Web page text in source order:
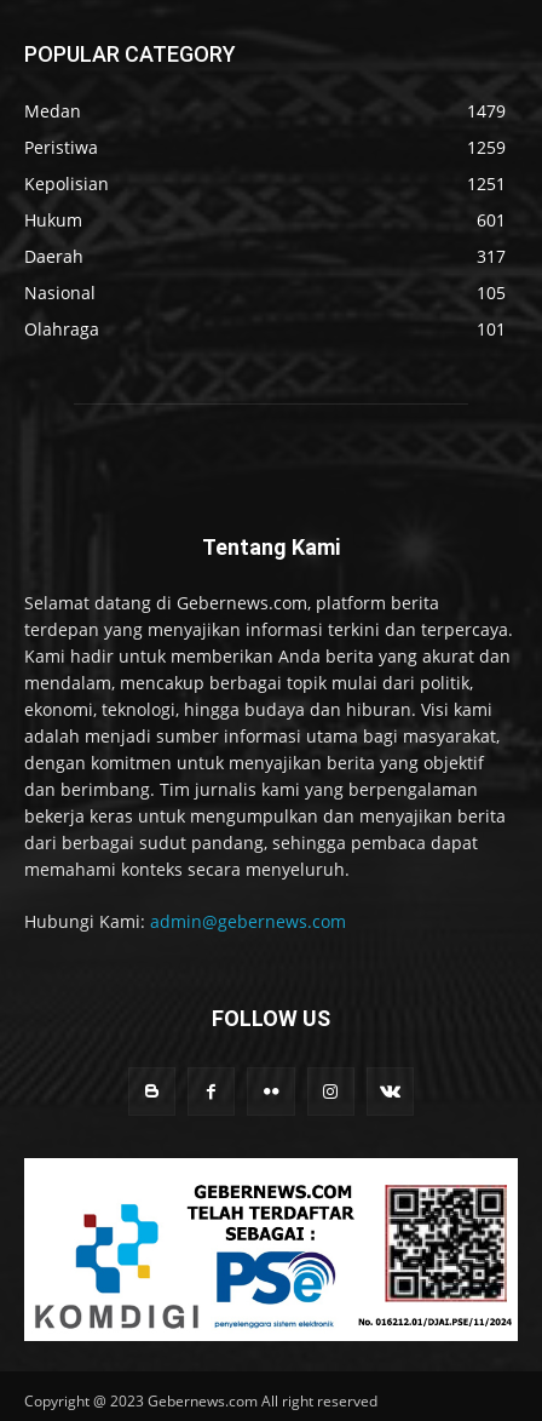
POPULAR CATEGORY
Medan
1479
Peristiwa
1259
Kepolisian
1251
Hukum
601
Daerah
317
Nasional
105
Olahraga
101
Tentang Kami
Selamat datang di Gebernews.com, platform berita
terdepan yang menyajikan informasi terkini dan terpercaya.
Kami hadir untuk memberikan Anda berita yang akurat dan
mendalam, mencakup berbagai topik mulai dari politik,
ekonomi, teknologi, hingga budaya dan hiburan. Visi kami
adalah menjadi sumber informasi utama bagi masyarakat,
dengan komitmen untuk menyajikan berita yang objektif
dan berimbang. Tim jurnalis kami yang berpengalaman
bekerja keras untuk mengumpulkan dan menyajikan berita
dari berbagai sudut pandang, sehingga pembaca dapat
memahami konteks secara menyeluruh.
Hubungi Kami: admin@gebernews.com
FOLLOW US
Copyright @ 2023 Gebernews.com All right reserved